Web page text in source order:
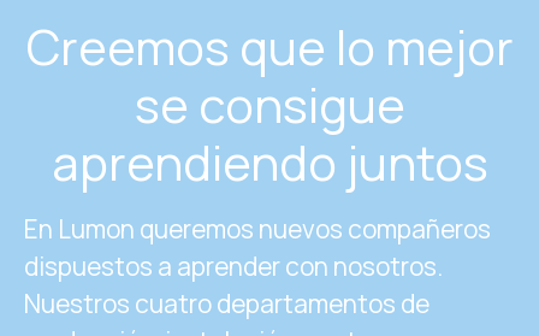
Creemos que lo mejor
se consigue
aprendiendo juntos
En Lumon queremos nuevos compañeros
dispuestos a aprender con nosotros.
Nuestros cuatro departamentos de